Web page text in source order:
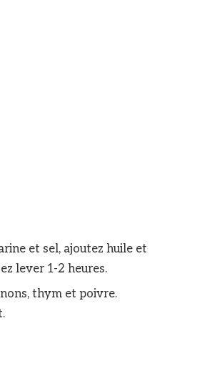
et sel, ajoutez huile et
lever 1-2 heures.
thym et poivre.